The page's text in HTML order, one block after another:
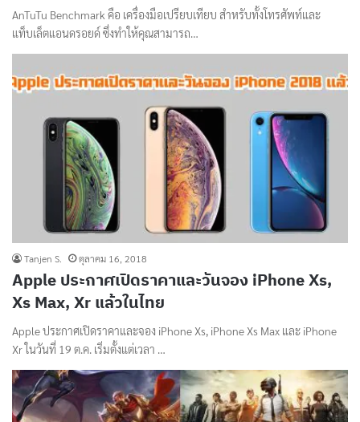
AnTuTu Benchmark คือ เครื่องมือเปรียบเทียบ สำหรับทั้งโทรศัพท์และ
แท็บเล็ตแอนดรอยด์ ซึ่งทำให้คุณสามารถ…
Tanjen S. ตุลาคม 16, 2018
Apple ประกาศเปิดราคาและวันจอง iPhone Xs,
Xs Max, Xr แล้วในไทย
Apple ประกาศเปิดราคาและจอง iPhone Xs, iPhone Xs Max และ iPhone
Xr ในวันที่ 19 ต.ค. เริ่มตั้งแต่เวลา …